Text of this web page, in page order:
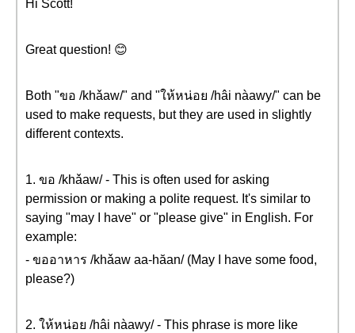
Hi Scott!
Great question! 😊
Both "ขอ /khǎaw/" and "ให้หน่อย /hâi nàawy/" can be
used to make requests, but they are used in slightly
different contexts.
1. ขอ /khǎaw/ - This is often used for asking
permission or making a polite request. It's similar to
saying "may I have" or "please give" in English. For
example:
- ขออาหาร /khǎaw aa-hăan/ (May I have some food,
please?)
2. ให้หน่อย /hâi nàawy/ - This phrase is more like